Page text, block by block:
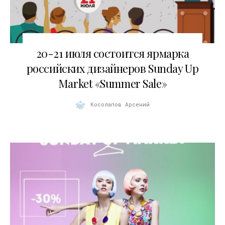
20-21 июля состоится ярмарка
российских дизайнеров Sunday Up
Market «Summer Sale»
Косолапов Арсений